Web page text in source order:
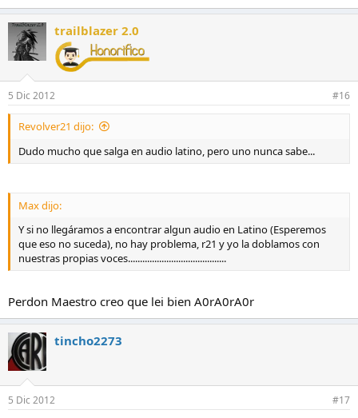
trailblazer 2.0
5 Dic 2012 #16
Revolver21 dijo:
Dudo mucho que salga en audio latino, pero uno nunca sabe...
Max dijo:
Y si no llegáramos a encontrar algun audio en Latino (Esperemos
que eso no suceda), no hay problema, r21 y yo la doblamos con
nuestras propias voces.........................................
Perdon Maestro creo que lei bien A0rA0rA0r
tincho2273
5 Dic 2012 #17